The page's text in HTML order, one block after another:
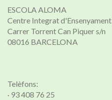
ESCOLA ALOMA
Centre Integrat d'Ensenyament
Carrer Torrent Can Piquer s/n
08016 BARCELONA
Telèfons:
· 93 408 76 25